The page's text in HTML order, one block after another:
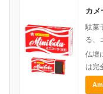
カメ
駄菓
る、
仏壇
は完